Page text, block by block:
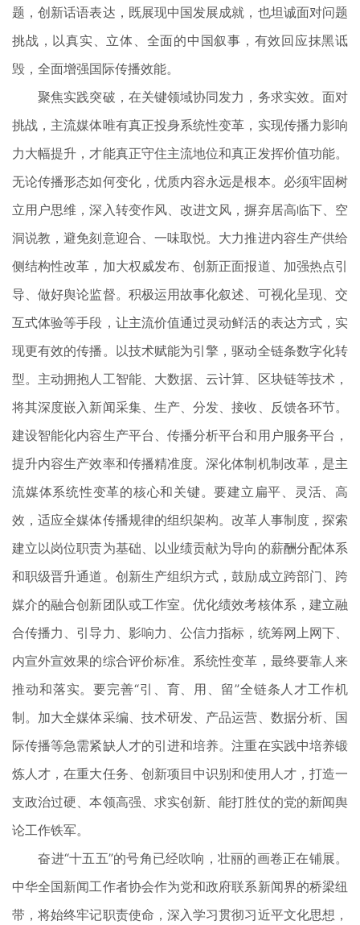
题，创新话语表达，既展现中国发展成就，也坦诚面对问题
挑战，以真实、立体、全面的中国叙事，有效回应抹黑诋
毁，全面增强国际传播效能。
聚焦实践突破，在关键领域协同发力，务求实效。面对
挑战，主流媒体唯有真正投身系统性变革，实现传播力影响
力大幅提升，才能真正守住主流地位和真正发挥价值功能。
无论传播形态如何变化，优质内容永远是根本。必须牢固树
立用户思维，深入转变作风、改进文风，摒弃居高临下、空
洞说教，避免刻意迎合、一味取悦。大力推进内容生产供给
侧结构性改革，加大权威发布、创新正面报道、加强热点引
导、做好舆论监督。积极运用故事化叙述、可视化呈现、交
互式体验等手段，让主流价值通过灵动鲜活的表达方式，实
现更有效的传播。以技术赋能为引擎，驱动全链条数字化转
型。主动拥抱人工智能、大数据、云计算、区块链等技术，
将其深度嵌入新闻采集、生产、分发、接收、反馈各环节。
建设智能化内容生产平台、传播分析平台和用户服务平台，
提升内容生产效率和传播精准度。深化体制机制改革，是主
流媒体系统性变革的核心和关键。要建立扁平、灵活、高
效，适应全媒体传播规律的组织架构。改革人事制度，探索
建立以岗位职责为基础、以业绩贡献为导向的薪酬分配体系
和职级晋升通道。创新生产组织方式，鼓励成立跨部门、跨
媒介的融合创新团队或工作室。优化绩效考核体系，建立融
合传播力、引导力、影响力、公信力指标，统筹网上网下、
内宣外宣效果的综合评价标准。系统性变革，最终要靠人来
推动和落实。要完善“引、育、用、留”全链条人才工作机
制。加大全媒体采编、技术研发、产品运营、数据分析、国
际传播等急需紧缺人才的引进和培养。注重在实践中培养锻
炼人才，在重大任务、创新项目中识别和使用人才，打造一
支政治过硬、本领高强、求实创新、能打胜仗的党的新闻舆
论工作铁军。
奋进“十五五”的号角已经吹响，壮丽的画卷正在铺展。
中华全国新闻工作者协会作为党和政府联系新闻界的桥梁纽
带，将始终牢记职责使命，深入学习贯彻习近平文化思想，